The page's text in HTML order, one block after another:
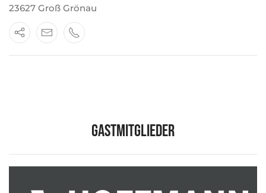
23627 Groß Grönau
Gastmitglieder